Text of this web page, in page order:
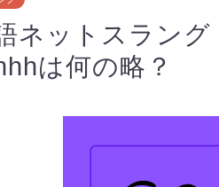
ネットスラン
は何の略？